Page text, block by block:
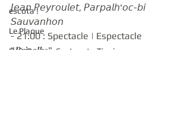
escota !
Le Plaque
Duò Gascon Castanet - Tisnèr
𝘑𝘦𝘢𝘯 𝘗𝘦𝘺𝘳𝘰𝘶𝘭𝘦𝘵, 𝘗𝘢𝘳𝘱𝘢𝘭𝘩'𝘰𝘤-𝘣𝘪
𝘚𝘢𝘶𝘷𝘢𝘯𝘩𝘰𝘯
- 21:00 : Spectacle | Espectacle
"𝑩𝒓𝒊𝒈𝒂𝒍𝒉𝒔"